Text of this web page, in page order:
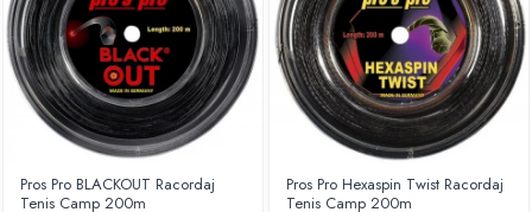
Pros Pro BLACKOUT Racordaj
Tenis Camp 200m
Pros Pro Hexaspin Twist Racordaj
Tenis Camp 200m